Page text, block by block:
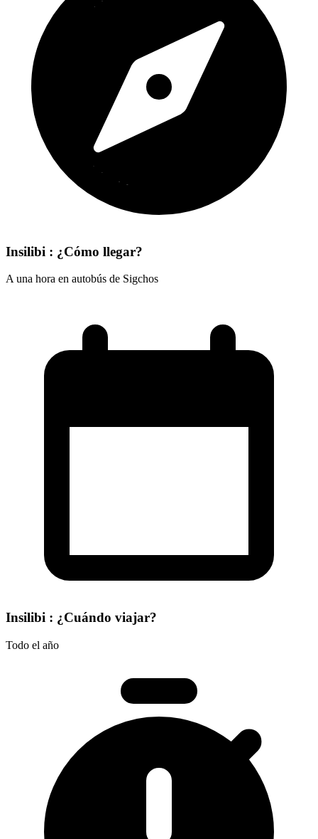
Insilibi : ¿Cómo llegar?
A una hora en autobús de Sigchos
Insilibi : ¿Cuándo viajar?
Todo el año